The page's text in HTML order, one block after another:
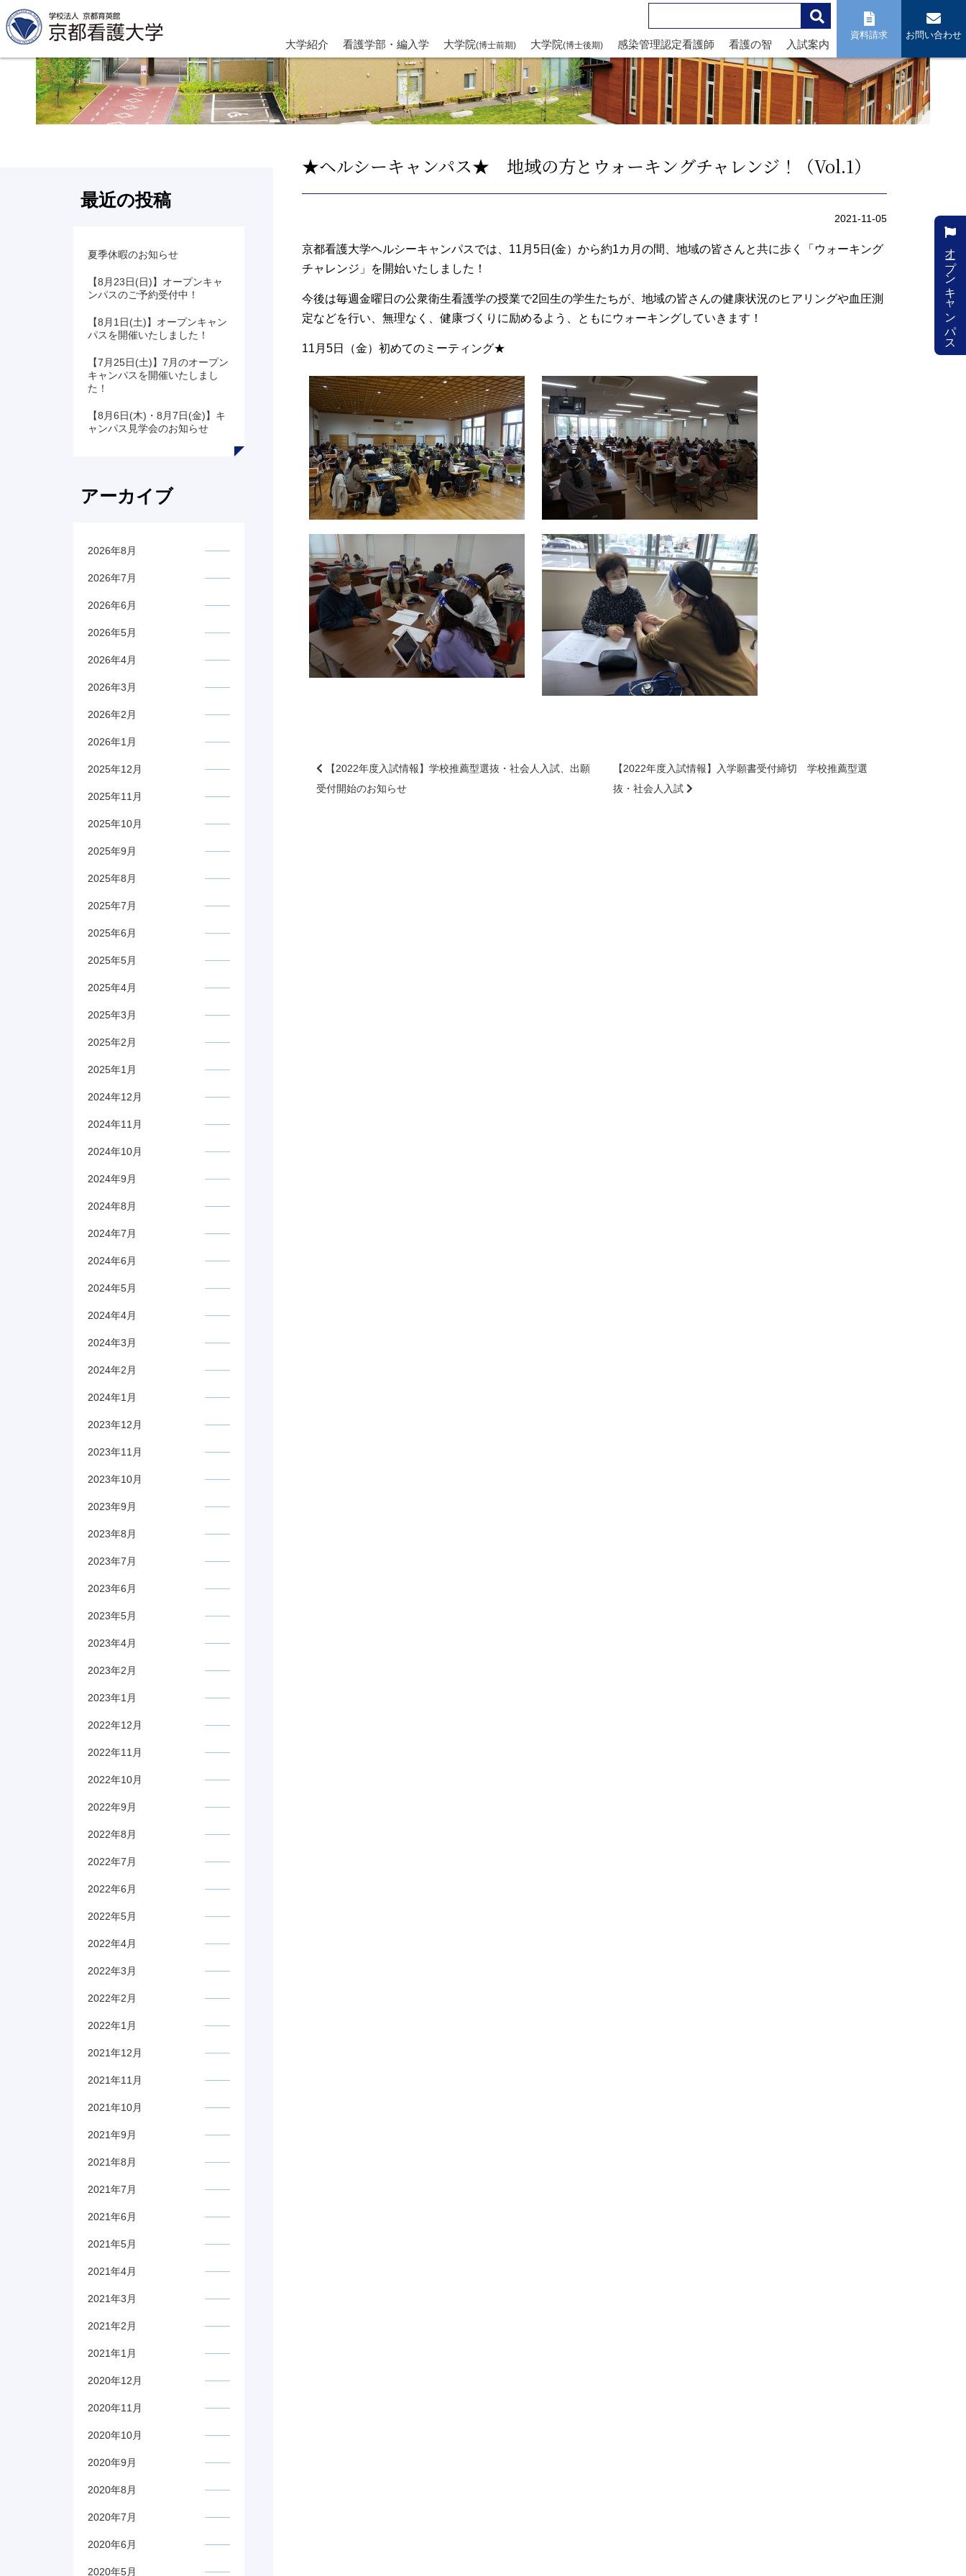
大学紹介 看護学部・編入学 大学院(博士前期) 大学院(博士後期) 感染管理認定看護師 看護の智 入試案内
資料請求 お問い合わせ
★ヘルシーキャンパス★ 地域の方とウォーキングチャレンジ！（Vol.1）
2021-11-05
京都看護大学ヘルシーキャンパスでは、11月5日(金）から約1カ月の間、地域の皆さんと共に歩く「ウォーキング
チャレンジ」を開始いたしました！
今後は毎週金曜日の公衆衛生看護学の授業で2回生の学生たちが、地域の皆さんの健康状況のヒアリングや血圧測
定などを行い、無理なく、健康づくりに励めるよう、ともにウォーキングしていきます！
11月5日（金）初めてのミーティング★
【2022年度入試情報】学校推薦型選抜・社会人入試、出願
受付開始のお知らせ
【2022年度入試情報】入学願書受付締切 学校推薦型選
抜・社会人入試
最近の投稿
夏季休暇のお知らせ
【8月23日(日)】オープンキャ
ンパスのご予約受付中！
【8月1日(土)】オープンキャン
パスを開催いたしました！
【7月25日(土)】7月のオープン
キャンパスを開催いたしまし
た！
【8月6日(木)・8月7日(金)】キ
ャンパス見学会のお知らせ
アーカイブ
2026年8月
2026年7月
2026年6月
2026年5月
2026年4月
2026年3月
2026年2月
2026年1月
2025年12月
2025年11月
2025年10月
2025年9月
2025年8月
2025年7月
2025年6月
2025年5月
2025年4月
2025年3月
2025年2月
2025年1月
2024年12月
2024年11月
2024年10月
2024年9月
2024年8月
2024年7月
2024年6月
2024年5月
2024年4月
2024年3月
2024年2月
2024年1月
2023年12月
2023年11月
2023年10月
2023年9月
2023年8月
2023年7月
2023年6月
2023年5月
2023年4月
2023年2月
2023年1月
2022年12月
2022年11月
2022年10月
2022年9月
2022年8月
2022年7月
2022年6月
2022年5月
2022年4月
2022年3月
2022年2月
2022年1月
2021年12月
2021年11月
2021年10月
2021年9月
2021年8月
2021年7月
2021年6月
2021年5月
2021年4月
2021年3月
2021年2月
2021年1月
2020年12月
2020年11月
2020年10月
2020年9月
2020年8月
2020年7月
2020年6月
2020年5月
オープンキャンパス